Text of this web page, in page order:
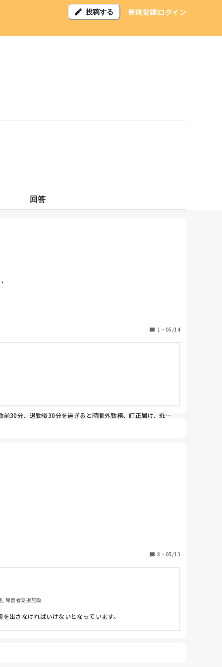
投稿する 新規登録ログイン
回答
1 ・ 05/14
30分、退勤後30分を過ぎると時間外勤務、訂正届け、乖離
ればならず非常にめんどくさいです。
8 ・ 05/13
障害者支援施設
出さなければいけないとなっています。